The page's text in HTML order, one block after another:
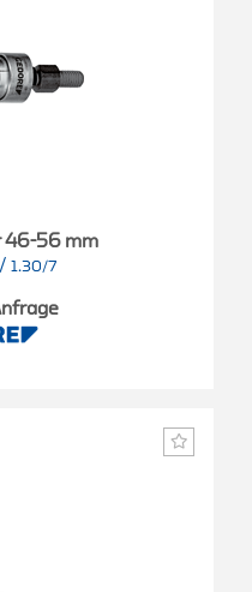
46-56 mm
/ 1.30/7